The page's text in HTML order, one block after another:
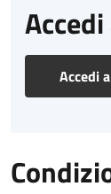
Accedi